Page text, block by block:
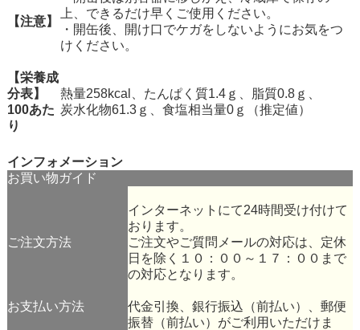
【注意】
上、できるだけ早くご使用ください。
・開缶後、開け口でケガをしないようにお気をつ
けください。
【栄養成
分表】
100あた
り
熱量258kcal、たんぱく質1.4ｇ、脂質0.8ｇ、
炭水化物61.3ｇ、食塩相当量0ｇ（推定値）
インフォメーション
お買い物ガイド
ご注文方法
インターネットにて24時間受け付けて
おります。
ご注文やご質問メールの対応は、定休
日を除く１０：００～１７：００まで
の対応となります。
お支払い方法
代金引換、銀行振込（前払い）、郵便
振替（前払い）がご利用いただけま